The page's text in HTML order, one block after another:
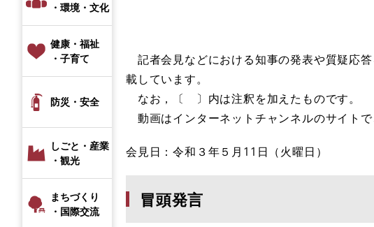
・環境・文化
健康・福祉
・子育て
防災・安全
しごと・産業
・観光
まちづくり
・国際交流
記者会見などにおける知事の発表や質疑応
載しています。
なお，〔 〕内は注釈を加えたものです。
動画はインターネットチャンネルのサイトで
会見日：令和３年５月11日（火曜日）
冒頭発言